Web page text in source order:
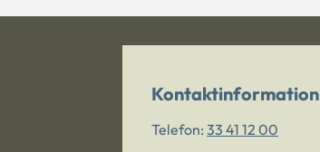
Kontaktinformation
Telefon: 33 41 12 00